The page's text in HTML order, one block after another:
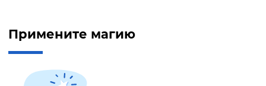
Примените магию